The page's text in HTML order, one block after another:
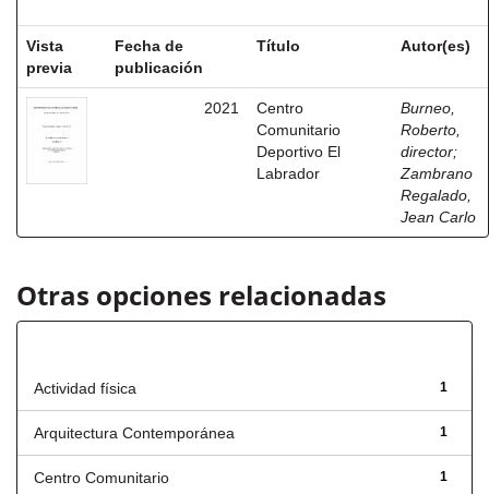
Vista
previa
Fecha de
publicación
Título Autor(es)
2021
Centro
Comunitario
Deportivo El
Labrador
Burneo,
Roberto,
director;
Zambrano
Regalado,
Jean Carlo
Otras opciones relacionadas
1
Actividad física
1
Arquitectura Contemporánea
1
Centro Comunitario